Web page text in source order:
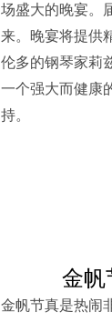
场盛大的晚宴。
来。晚宴将提供
伦多的钢琴家莉
一个强大而健康
持。
金帆
金帆节真是热闹